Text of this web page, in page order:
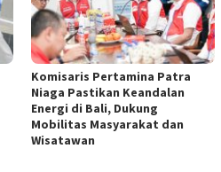
Komisaris Pertamina Patra
Niaga Pastikan Keandalan
Energi di Bali, Dukung
Mobilitas Masyarakat dan
Wisatawan